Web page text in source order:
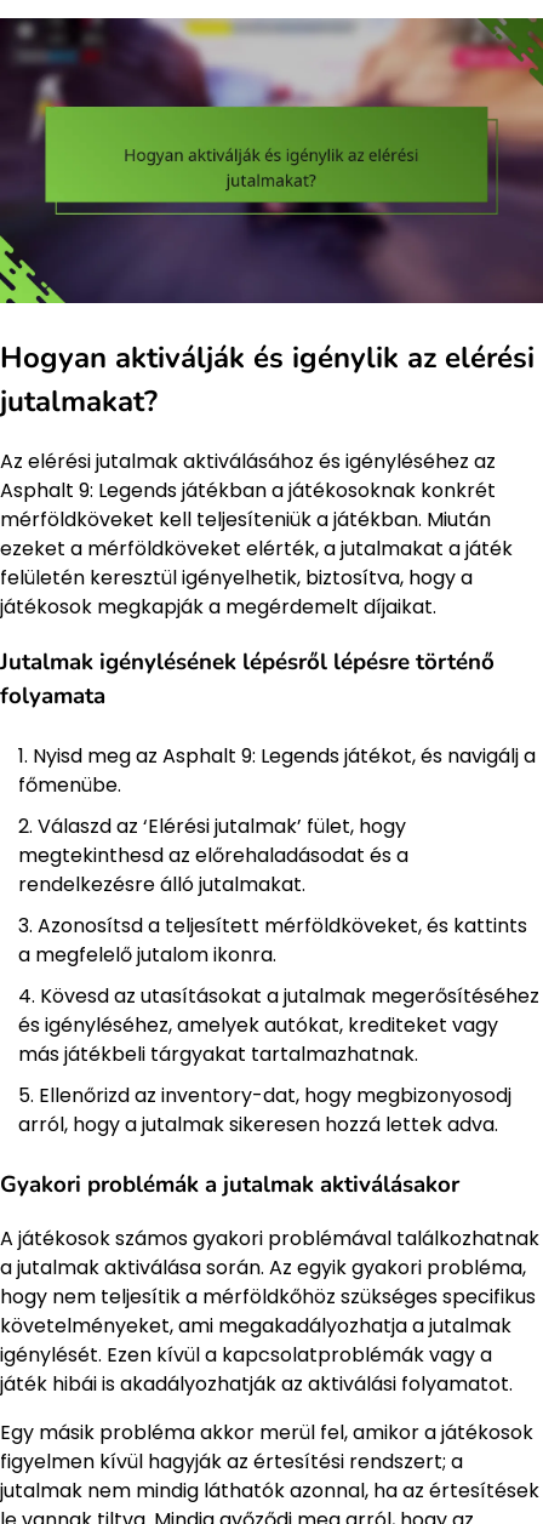
Hogyan aktiválják és igénylik az elérési
jutalmakat?
Az elérési jutalmak aktiválásához és igényléséhez az
Asphalt 9: Legends játékban a játékosoknak konkrét
mérföldköveket kell teljesíteniük a játékban. Miután
ezeket a mérföldköveket elérték, a jutalmakat a játék
felületén keresztül igényelhetik, biztosítva, hogy a
játékosok megkapják a megérdemelt díjaikat.
Jutalmak igénylésének lépésről lépésre történő
folyamata
Nyisd meg az Asphalt 9: Legends játékot, és navigálj a
főmenübe.
Válaszd az ‘Elérési jutalmak’ fület, hogy
megtekinthesd az előrehaladásodat és a
rendelkezésre álló jutalmakat.
Azonosítsd a teljesített mérföldköveket, és kattints
a megfelelő jutalom ikonra.
Kövesd az utasításokat a jutalmak megerősítéséhez
és igényléséhez, amelyek autókat, krediteket vagy
más játékbeli tárgyakat tartalmazhatnak.
Ellenőrizd az inventory-dat, hogy megbizonyosodj
arról, hogy a jutalmak sikeresen hozzá lettek adva.
Gyakori problémák a jutalmak aktiválásakor
A játékosok számos gyakori problémával találkozhatnak
a jutalmak aktiválása során. Az egyik gyakori probléma,
hogy nem teljesítik a mérföldkőhöz szükséges specifikus
követelményeket, ami megakadályozhatja a jutalmak
igénylését. Ezen kívül a kapcsolatproblémák vagy a
játék hibái is akadályozhatják az aktiválási folyamatot.
Egy másik probléma akkor merül fel, amikor a játékosok
figyelmen kívül hagyják az értesítési rendszert; a
jutalmak nem mindig láthatók azonnal, ha az értesítések